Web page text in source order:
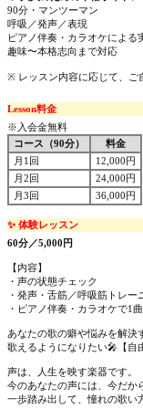
90分・マンツーマン
呼吸／発声／表現
ピアノ伴奏・カラオケによる
趣味〜本格志向まで対応
※ レッスン内容に応じて、ご
Lesson料金
※入会金無料
コース（90分）
料金
月1回
12,000円
月2回
24,000円
月3回
36,000円
✨ 体験レッスン
60分／5,000円
【内容】
・声の状態チェック
・発声・舌筋／呼吸筋トレー
・ピアノ伴奏・カラオケで1
あなたの歌の癖や悩みを解決
歌えるようになりたい🎤【自
声は、人生を映す楽器です。
今のあなたの声には、今だか
一歩踏み出して、憧れの歌い